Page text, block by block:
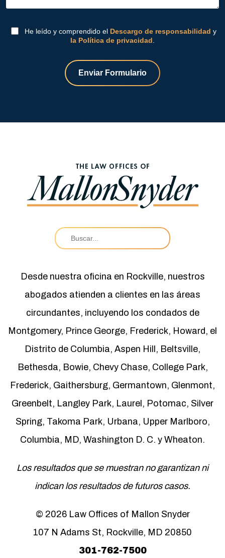
He leído y comprendido el Descargo de responsabilidad y
la Política de privacidad
Enviar Formulario
Desde nuestra oficina en Rockville, nuestros
abogados atienden a clientes en las áreas
circundantes, incluyendo los condados de
Montgomery, Prince George, Frederick, Howard, el
Distrito de Columbia, Aspen Hill, Beltsville,
Bethesda, Bowie, Chevy Chase, College Park,
Frederick, Gaithersburg, Germantown, Glenmont,
Greenbelt, Langley Park, Laurel, Potomac, Silver
Spring, Takoma Park, Urbana, Upper Marlboro,
Columbia, MD, Washington D. C. y Wheaton.
Los resultados que se muestran no garantizan ni
indican los resultados de futuros casos.
© 2026 Law Offices of Mallon Snyder
107 N Adams St, Rockville, MD 20850
301-762-7500